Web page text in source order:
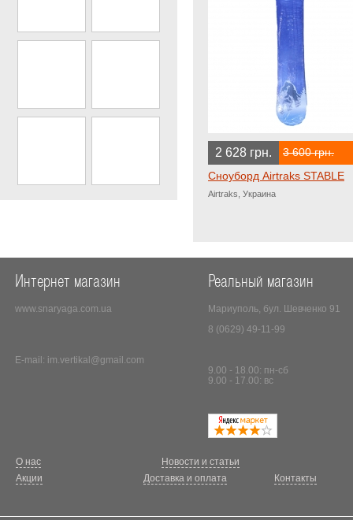
2 628 грн. 3 600 грн.
Сноуборд Airtraks STABLE
Airtraks, Украина
Интернет магазин
www.snaryaga.com.ua
E-mail: im.vertikal@gmail.com
Реальный магазин
Мариуполь, бул. Шевченко 91
8 (0629) 49-11-99
9.00 - 18.00: пн-сб
9.00 - 17.00: вс
О нас
Новости и статьи
Акции
Доставка и оплата Контакты